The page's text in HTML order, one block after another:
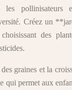
les pollinisateurs
Créez un
des
graines et la
qui permet aux